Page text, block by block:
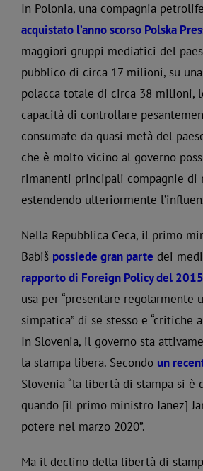
In Polonia, una compagnia
acquistato l’anno scorso Polska
maggiori gruppi mediatici del
pubblico di circa 17 milioni, su
polacca totale di circa 38 milioni,
capacità di controllare
consumate da quasi metà del
che è molto vicino al governo
rimanenti principali compagnie di
estendendo ulteriormente
Nella Repubblica Ceca, il primo
Babiš possiede gran parte dei
rapporto di Foreign Policy del 2015
usa per “presentare regolarmente
simpatica” di se stesso e “critiche
In Slovenia, il governo sta
la stampa libera. Secondo un
Slovenia “la libertà di stampa si è
quando [il primo ministro Janez]
potere nel marzo 2020”.
Ma il declino della libertà di